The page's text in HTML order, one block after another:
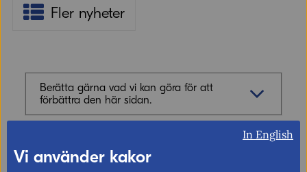
Fler nyheter
Berätta gärna vad vi kan göra för att
förbättra den här sidan.
Uppdaterad: 2020-06-10
In English
Vi använder kakor